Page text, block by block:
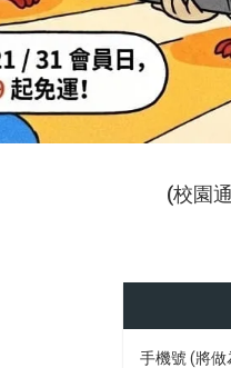
(校園
手機號 (將做